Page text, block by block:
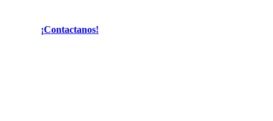
¡Contactanos!